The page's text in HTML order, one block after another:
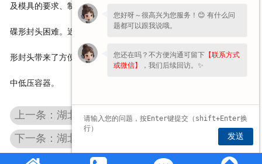
及模具的要求、制造难度亦介于两者之间，即比半球封头容易，比
碟形封头困难。近年来由于采用旋压制造工艺，为制造大直径椭圆
形封头带来了方便。我厂的椭圆封头因综合性能较好，被广泛用于
中低压容器。
上一条：湖北压力罐封头
下一条：湖北铝椭圆封头
您好呀～很高兴为您服务！😊 有什么问
题都可以跟我说哦。
您还在吗？不方便沟通可留下 【联系方式
或微信】
，我们后续回访。✨
发送